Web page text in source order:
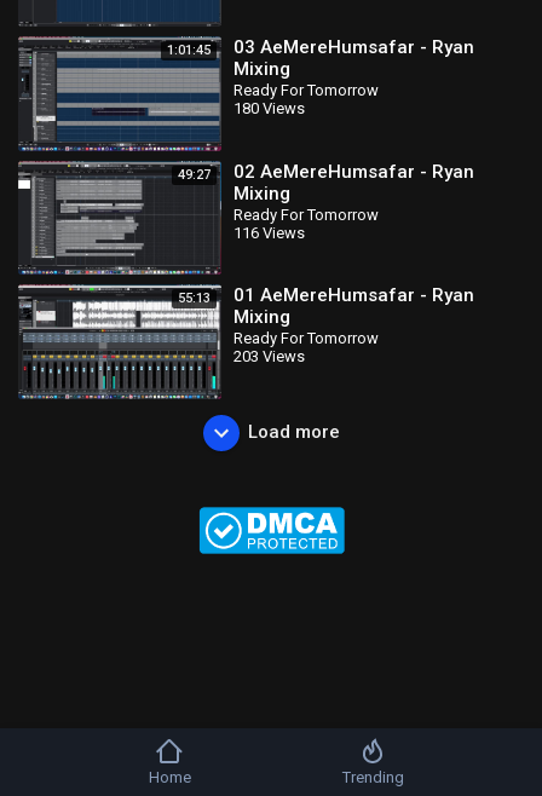
1:01:45
03 AeMereHumsafar - Ryan
Mixing
Ready For Tomorrow
180 Views
49:27
02 AeMereHumsafar - Ryan
Mixing
Ready For Tomorrow
116 Views
55:13
01 AeMereHumsafar - Ryan
Mixing
Ready For Tomorrow
203 Views
Load more
Copyright © 2026 b-artists. All rights reserved.
Home Trending